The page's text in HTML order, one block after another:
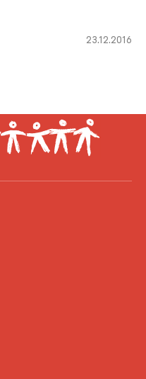
23.12.2016